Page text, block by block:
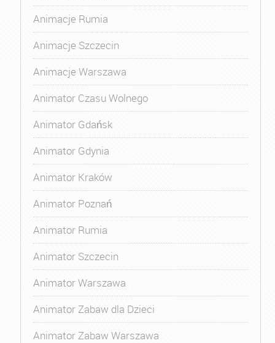
Animacje Rumia
Animacje Szczecin
Animacje Warszawa
Animator Czasu Wolnego
Animator Gdańsk
Animator Gdynia
Animator Kraków
Animator Poznań
Animator Rumia
Animator Szczecin
Animator Warszawa
Animator Zabaw dla Dzieci
Animator Zabaw Warszawa